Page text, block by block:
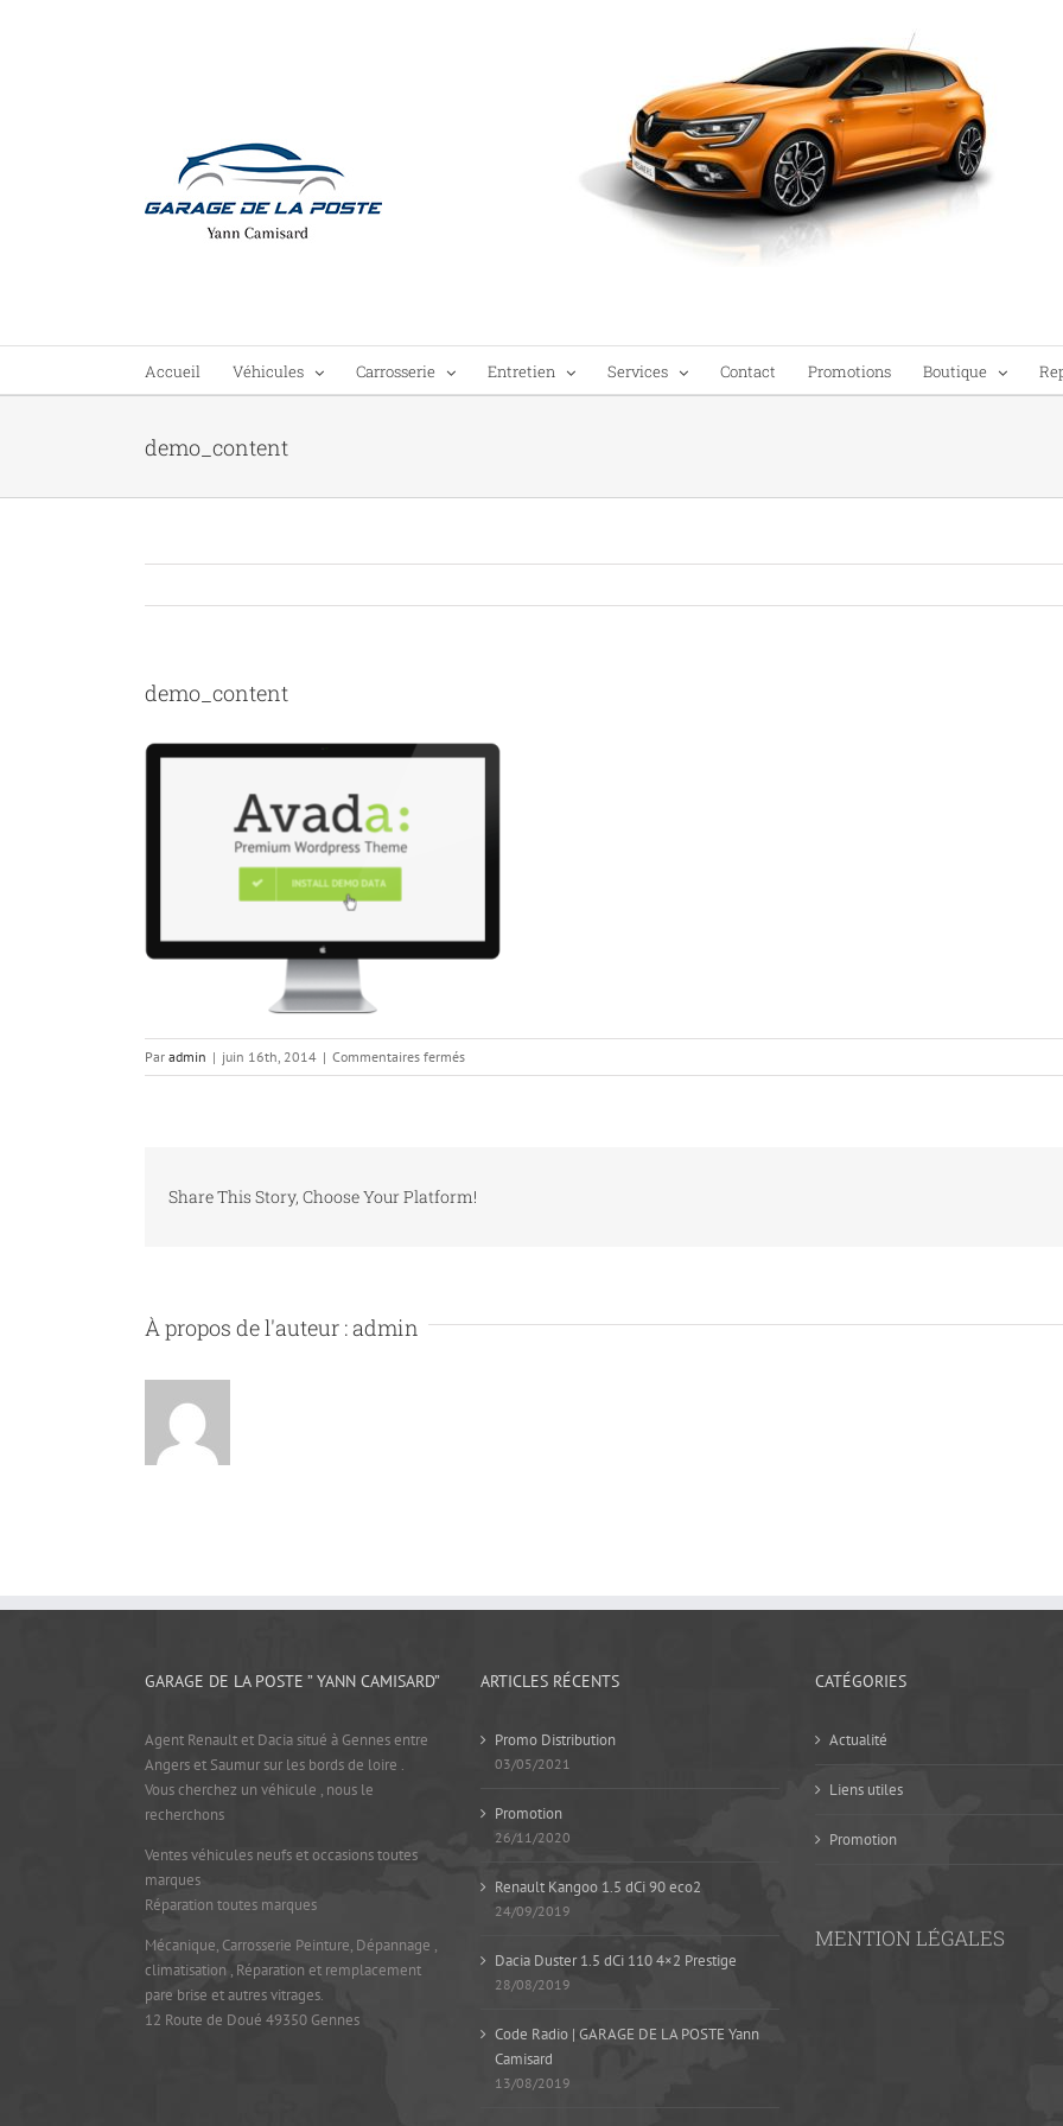
Accueil Véhicules Carrosserie Entretien Services Contact Promotions Boutique
demo_content
demo_content
Par admin | juin 16th, 2014 | Commentaires ferméssur
demo_content
Share This Story, Choose Your Platform!
À propos de l'auteur :admin
GARAGE DE LA POSTE ” YANN CAMISARD”
Agent Renault et Dacia situé à Gennes entre
Angers et Saumur sur les bords de loire .
Vous cherchez un véhicule , nous le
recherchons
Ventes véhicules neufs et occasions toutes
marques
Réparation toutes marques
Mécanique, Carrosserie Peinture, Dépannage ,
climatisation , Réparation et remplacement
pare brise et autres vitrages.
12 Route de Doué 49350 Gennes
ARTICLES RÉCENTS
Promo Distribution
03/05/2021
Promotion
26/11/2020
Renault Kangoo 1.5 dCi 90 eco2
24/09/2019
Dacia Duster 1.5 dCi 110 4×2 Prestige
28/08/2019
Code Radio | GARAGE DE LA POSTE Yann
Camisard
13/08/2019
CATÉGORIES
Actualité
Liens utiles
Promotion
MENTION LÉGALES